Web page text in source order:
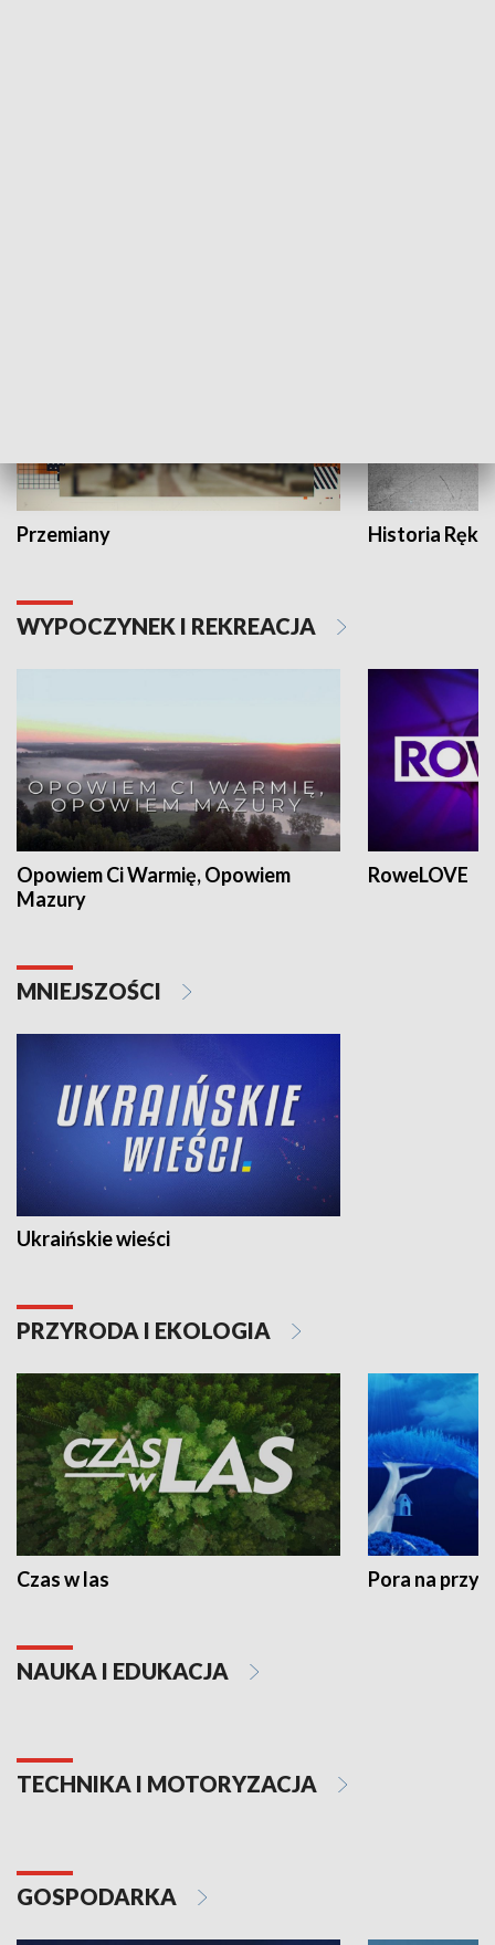
Przemiany Historia Ręką
WYPOCZYNEK I REKREACJA
Opowiem Ci Warmię, Opowiem
Mazury
RoweLOVE
MNIEJSZOŚCI
Ukraińskie wieści
PRZYRODA I EKOLOGIA
Czas w las Pora na
NAUKA I EDUKACJA
TECHNIKA I MOTORYZACJA
GOSPODARKA